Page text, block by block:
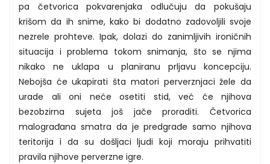
pa četvorica pokvarenjaka odlučuju da pokušaju
krišom da ih snime, kako bi dodatno zadovoljili svoje
nezrele prohteve. Ipak, dolazi do zanimljivih ironičnih
situacija i problema tokom snimanja, što se njima
nikako ne uklapa u planiranu prljavu koncepciju.
Nebojša će ukapirati šta matori perverznjaci žele da
urade ali oni neće osetiti stid, već će njihova
bezobzirna sujeta još jače proraditi. Četvorica
malograđana smatra da je predgrađe samo njihova
teritorija i da su došljaci ljudi koji moraju prihvatiti
pravila njihove perverzne igre.